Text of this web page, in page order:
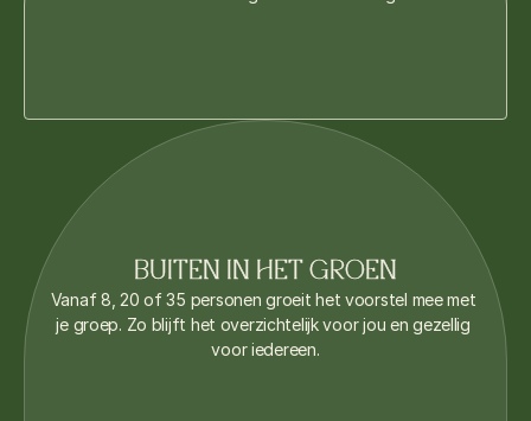
BUITEN IN HET GROEN
Vanaf 8, 20 of 35 personen groeit het voorstel mee met
je groep. Zo blijft het overzichtelijk voor jou en gezellig
voor iedereen.